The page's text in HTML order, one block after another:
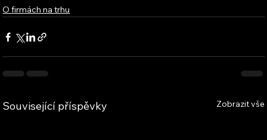
O firmách na trhu
Související příspěvky Zobrazit vše